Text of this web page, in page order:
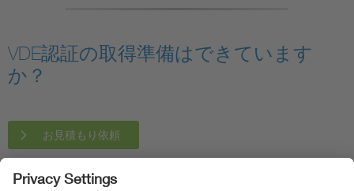
VDE認証の取得準備はできています
か？
お見積もり依頼